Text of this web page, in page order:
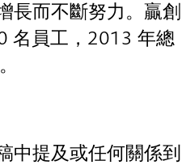
長而不斷努力。贏創
名員工，2013 年總
中提及或任何關係到